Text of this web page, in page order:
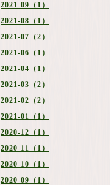
2021-09（1）
2021-08（1）
2021-07（2）
2021-06（1）
2021-04（1）
2021-03（2）
2021-02（2）
2021-01（1）
2020-12（1）
2020-11（1）
2020-10（1）
2020-09（1）